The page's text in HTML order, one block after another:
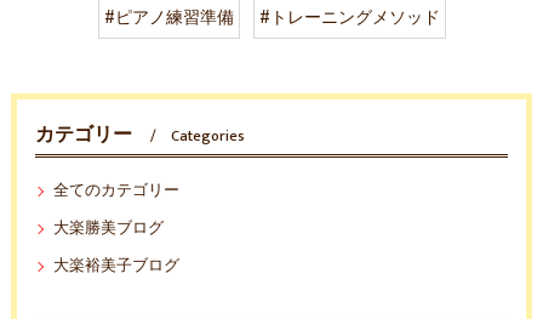
#ピアノ練習準備
#トレーニングメソッド
カテゴリー Categories
全てのカテゴリー
大楽勝美ブログ
大楽裕美子ブログ